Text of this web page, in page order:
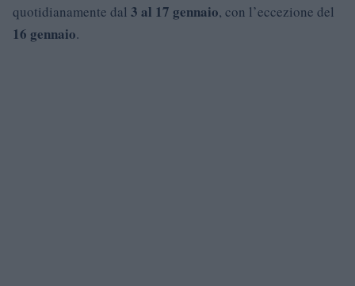
quotidianamente dal 3 al 17 gennaio, con l’eccezione del
16 gennaio.